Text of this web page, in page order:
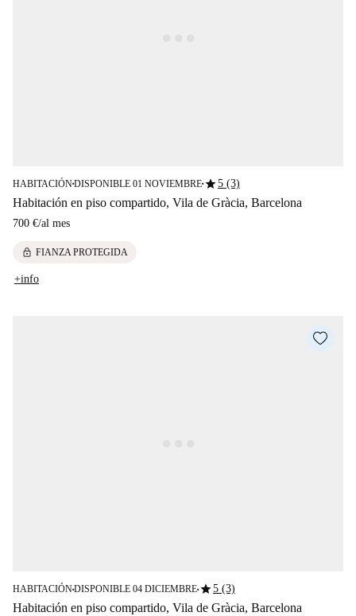
HABITACIÓN■DISPONIBLE 01 NOVIEMBRE■star5 (3)
Habitación en piso compartido, Vila de Gràcia, Barcelona
700 €/al mes
lock FIANZA PROTEGIDA
+info
HABITACIÓN■DISPONIBLE 04 DICIEMBRE■star5 (3)
Habitación en piso compartido, Vila de Gràcia, Barcelona